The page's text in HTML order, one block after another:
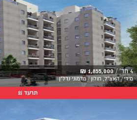
4 חד' / 1,855,000 ₪
מידי / האצ"ל, חולון / מדמוני נדל"ן
תרעד 11